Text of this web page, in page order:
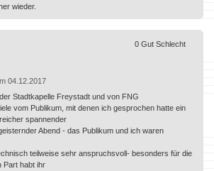
wieder.
04.12.2017
Stadtkapelle Freystadt und von FNG
vom Publikum, mit denen ich gesprochen hatte ein
spannender
Abend - das Publikum und ich waren
teilweise sehr anspruchsvoll- besonders für die
Part habt ihr
0 Gut Schlecht